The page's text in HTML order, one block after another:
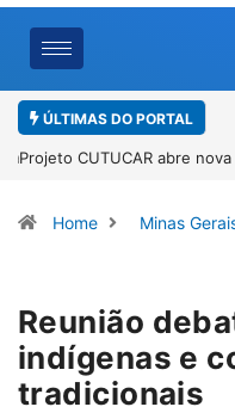
ÚLTIMAS DO PORTAL
Projeto CUTUCAR abre
Home Minas
Reunião
indígenas e
tradicionais